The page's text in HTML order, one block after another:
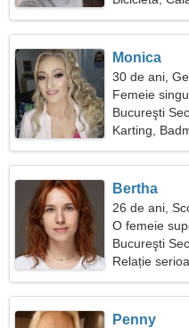
Monica
30 de ani,
Femeie
Bucureşti
Karting,
Bertha
26 de ani,
O femeie
Bucureşti
Relație
Penny